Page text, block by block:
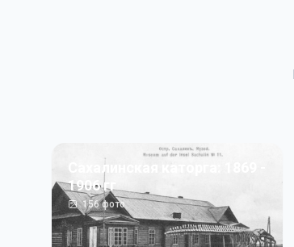
Сахалинская каторга: 1869 -
1906 гг
156фото